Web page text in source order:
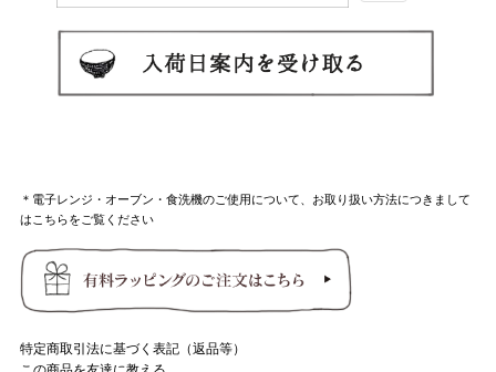
＊電子レンジ・オーブン・食洗機のご使用について、お取り扱い方法につきまして
はこちらをご覧ください
特定商取引法に基づく表記（返品等）